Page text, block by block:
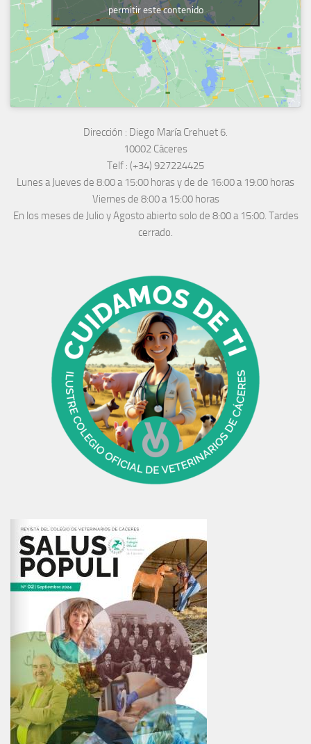
permitir este contenido
Dirección : Diego María Crehuet 6.
10002 Cáceres
Telf : (+34) 927224425
Lunes a Jueves de 8:00 a 15:00 horas y de de 16:00 a 19:00 horas
Viernes de 8:00 a 15:00 horas
En los meses de Julio y Agosto abierto solo de 8:00 a 15:00. Tardes
cerrado.